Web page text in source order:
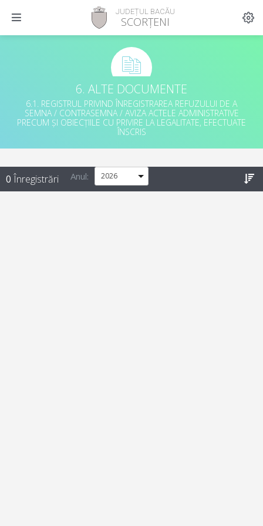
JUDEȚUL BACĂU
SCORȚENI
6. ALTE DOCUMENTE
6.1. REGISTRUL PRIVIND ÎNREGISTRAREA REFUZULUI DE A
SEMNA / CONTRASEMNA / AVIZA ACTELE ADMINISTRATIVE
PRECUM ȘI OBIECȚIILE CU PRIVIRE LA LEGALITATE, EFECTUATE
ÎNSCRIS
0 Înregistrări Anul: